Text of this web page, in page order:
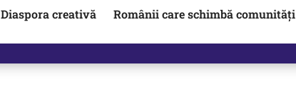
Diaspora creativă
Românii care schimbă comunități